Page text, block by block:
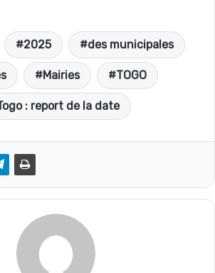
a
t
s
A
l
e
g
r
a
r
a
g
2025 des municipales
Mairies TOGO
: report de la date